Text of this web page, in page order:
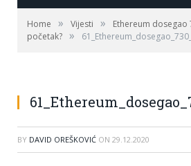
Home » Vijesti »
Ethereum dosegao
početak? »
BY DAVID OREŠKOVIĆ ON 29.12.2020